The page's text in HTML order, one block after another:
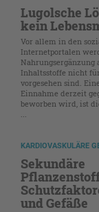
Lugolsche
kein
Vor allem in den
Internetportalen
Nahrungsergänzung
Inhaltsstoffe nicht
vorgesehen sind.
Einnahme derzeit
beworben wird, ist
KARDIOVASKULÄRE
Sekundäre
und Gefäße